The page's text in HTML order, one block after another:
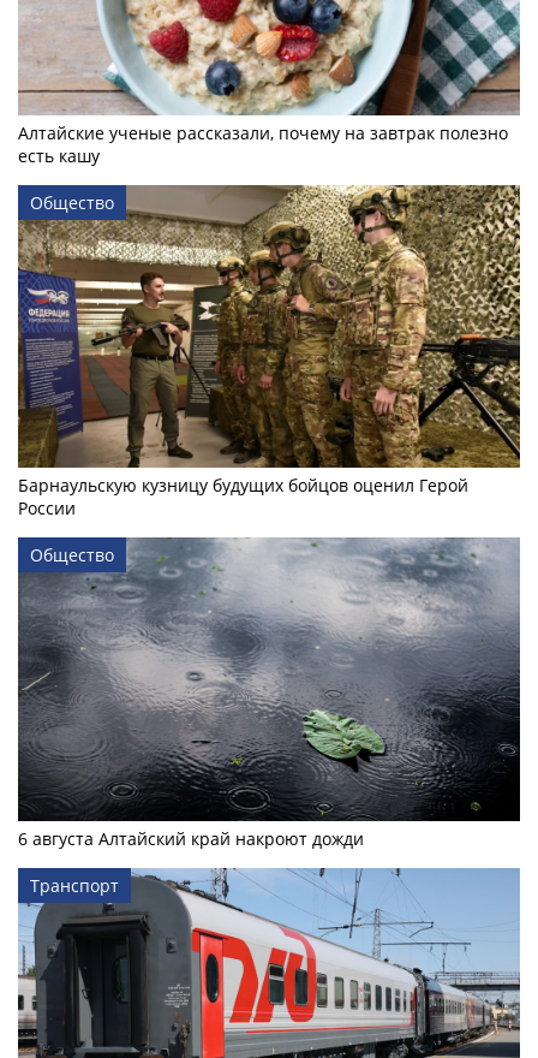
Алтайские ученые рассказали, почему на завтрак полезно
есть кашу
Общество
Барнаульскую кузницу будущих бойцов оценил Герой
России
Общество
6 августа Алтайский край накроют дожди
Транспорт